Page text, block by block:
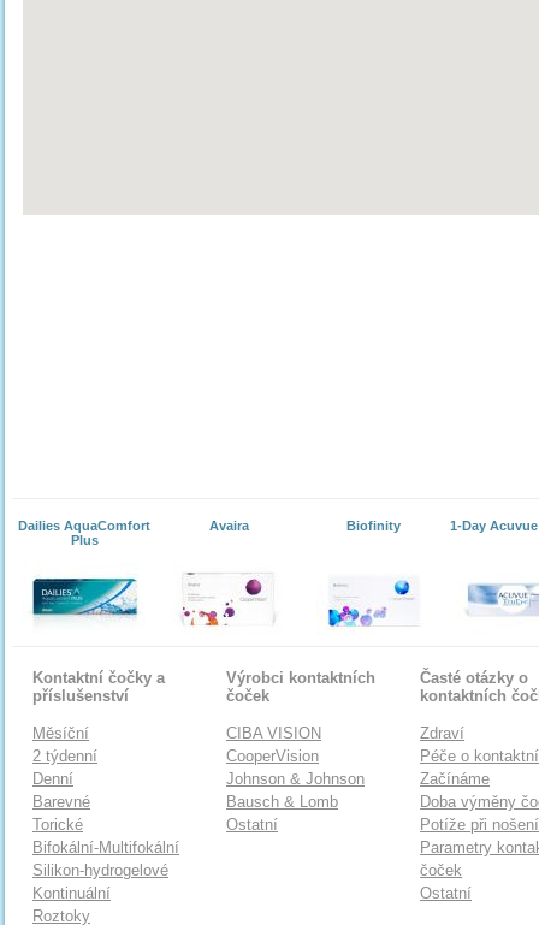
Dailies AquaComfort
Plus
Avaira Biofinity 1-Day
Kontaktní čočky a
příslušenství
Měsíční
2 týdenní
Denní
Barevné
Torické
Bifokální-Multifokální
Silikon-hydrogelové
Kontinuální
Roztoky
Výrobci kontaktních
čoček
CIBA VISION
CooperVision
Johnson & Johnson
Bausch & Lomb
Ostatní
Časté otázky o
kontaktních
Zdraví
Péče o
Začínáme
Doba výměny
Potíže při
Parametry
čoček
Ostatní